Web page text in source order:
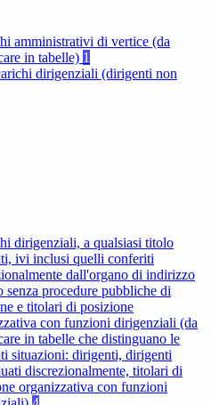
amministrativi di vertice (da
in tabelle) 1
dirigenziali (dirigenti non
dirigenziali, a qualsiasi titolo
ivi inclusi quelli conferiti
dall'organo di indirizzo
senza procedure pubbliche di
e titolari di posizione
con funzioni dirigenziali (da
in tabelle che distinguano le
situazioni: dirigenti, dirigenti
discrezionalmente, titolari di
organizzativa con funzioni